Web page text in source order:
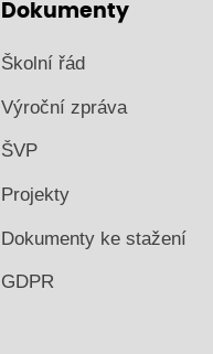
Dokumenty
Školní řád
Výroční zpráva
ŠVP
Projekty
Dokumenty ke stažení
GDPR